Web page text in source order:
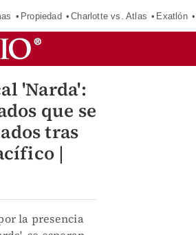
Propiedad Charlotte vs. Atlas Exatlón
'Narda':
que se
tras
|
la presencia